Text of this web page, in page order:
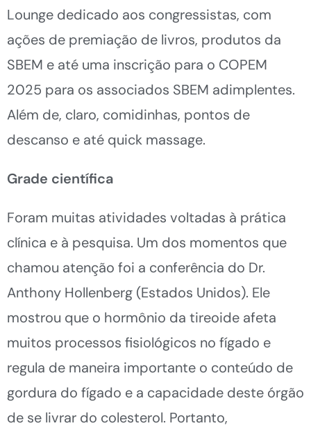
Lounge dedicado aos congressistas, com
ações de premiação de livros, produtos da
SBEM e até uma inscrição para o COPEM
2025 para os associados SBEM adimplentes.
Além de, claro, comidinhas, pontos de
descanso e até quick massage.
Grade científica
Foram muitas atividades voltadas à prática
clínica e à pesquisa. Um dos momentos que
chamou atenção foi a conferência do Dr.
Anthony Hollenberg (Estados Unidos). Ele
mostrou que o hormônio da tireoide afeta
muitos processos fisiológicos no fígado e
regula de maneira importante o conteúdo de
gordura do fígado e a capacidade deste órgão
de se livrar do colesterol. Portanto,